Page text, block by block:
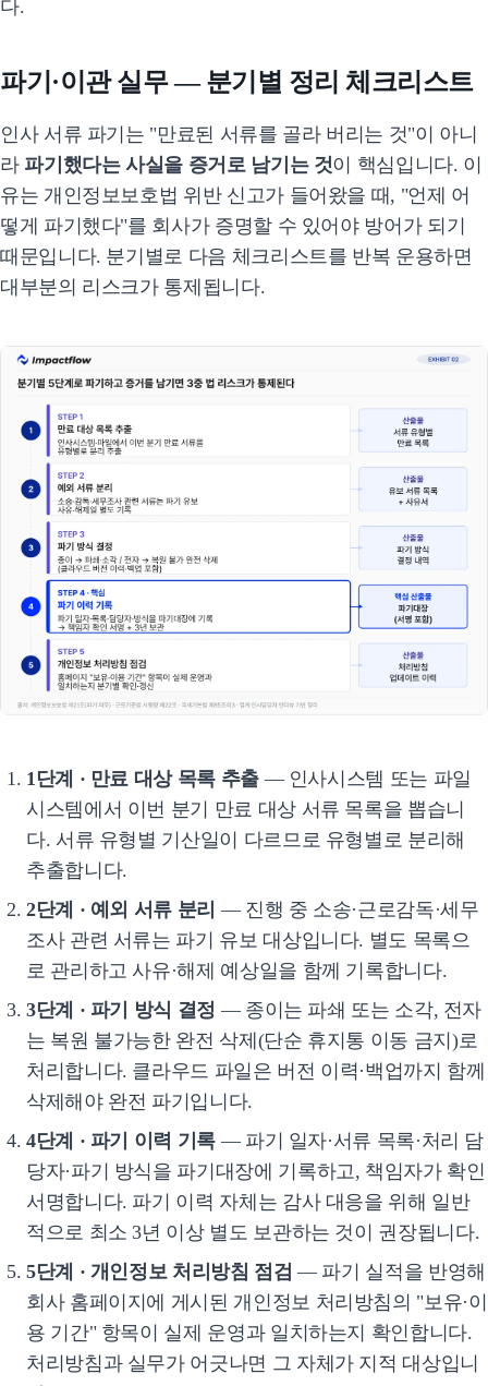
다.
파기·이관 실무 — 분기별 정리 체크리스트
인사 서류 파기는 "만료된 서류를 골라 버리는 것"이 아니
라 파기했다는 사실을 증거로 남기는 것이 핵심입니다. 이
유는 개인정보보호법 위반 신고가 들어왔을 때, "언제 어
떻게 파기했다"를 회사가 증명할 수 있어야 방어가 되기
때문입니다. 분기별로 다음 체크리스트를 반복 운용하면
대부분의 리스크가 통제됩니다.
1단계 · 만료 대상 목록 추출— 인사시스템 또는 파일
시스템에서 이번 분기 만료 대상 서류 목록을 뽑습니
다. 서류 유형별 기산일이 다르므로 유형별로 분리해
추출합니다.
2단계 · 예외 서류 분리 — 진행 중 소송·근로감독·세무
조사 관련 서류는 파기 유보 대상입니다. 별도 목록으
로 관리하고 사유·해제 예상일을 함께 기록합니다.
3단계 · 파기 방식 결정 — 종이는 파쇄 또는 소각, 전자
는 복원 불가능한 완전 삭제(단순 휴지통 이동 금지)로
처리합니다. 클라우드 파일은 버전 이력·백업까지 함께
삭제해야 완전 파기입니다.
4단계 · 파기 이력 기록— 파기 일자·서류 목록·처리 담
당자·파기 방식을 파기대장에 기록하고, 책임자가 확인
서명합니다. 파기 이력 자체는 감사 대응을 위해 일반
적으로 최소 3년 이상 별도 보관하는 것이 권장됩니다.
5단계 · 개인정보 처리방침 점검 — 파기 실적을 반영해
회사 홈페이지에 게시된 개인정보 처리방침의 "보유·이
용 기간" 항목이 실제 운영과 일치하는지 확인합니다.
처리방침과 실무가 어긋나면 그 자체가 지적 대상입니